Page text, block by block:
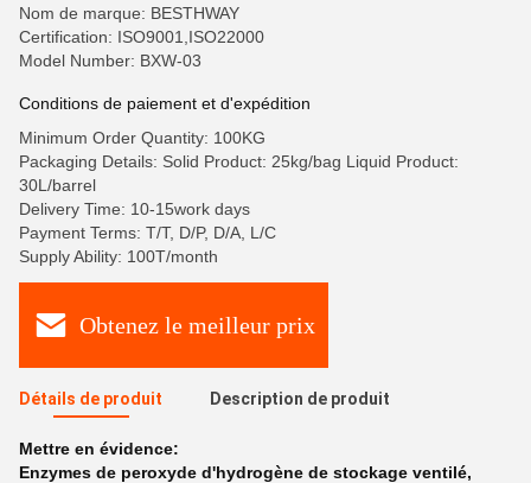
Nom de marque: BESTHWAY
Certification: ISO9001,ISO22000
Model Number: BXW-03
Conditions de paiement et d'expédition
Minimum Order Quantity: 100KG
Packaging Details: Solid Product: 25kg/bag Liquid Product:
30L/barrel
Delivery Time: 10-15work days
Payment Terms: T/T, D/P, D/A, L/C
Supply Ability: 100T/month
Obtenez le meilleur prix
Détails de produit Description de produit
Mettre en évidence:
Enzymes de peroxyde d'hydrogène de stockage ventilé,